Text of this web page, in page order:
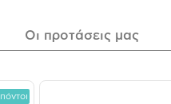
Οι προτάσεις μας
πόντοι